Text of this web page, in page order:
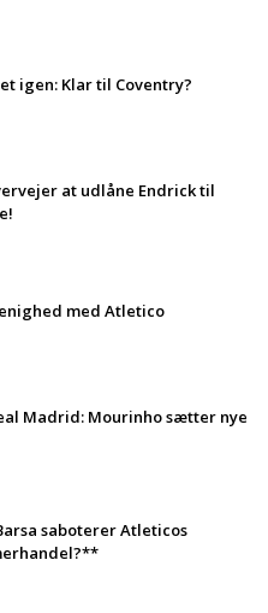
igen: Klar til Coventry?
at udlåne Endrick til
med Atletico
Madrid: Mourinho sætter nye
saboterer Atleticos